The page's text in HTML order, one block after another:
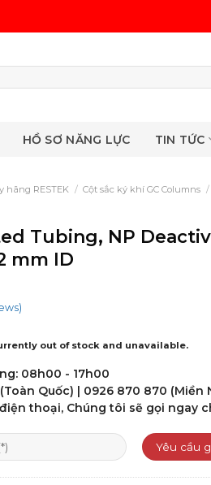
HỒ SƠ NĂNG LỰC TIN TỨC
hãng RESTEK / Cột sắc ký khí GC Columns /
Tubing, NP
mm ID
out of stock and unavailable.
08h00 - 17h00
Quốc) | 0926 870 870 (Miền
thoại, Chúng tôi sẽ gọi ngay